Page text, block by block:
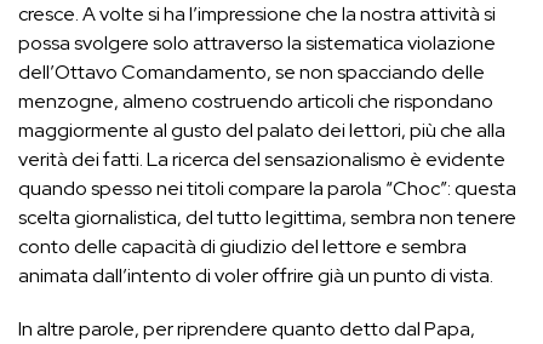
cresce. A volte si ha l’impressione che la nostra attività si
possa svolgere solo attraverso la sistematica violazione
dell’Ottavo Comandamento, se non spacciando delle
menzogne, almeno costruendo articoli che rispondano
maggiormente al gusto del palato dei lettori, più che alla
verità dei fatti. La ricerca del sensazionalismo è evidente
quando spesso nei titoli compare la parola “Choc”: questa
scelta giornalistica, del tutto legittima, sembra non tenere
conto delle capacità di giudizio del lettore e sembra
animata dall’intento di voler offrire già un punto di vista.
In altre parole, per riprendere quanto detto dal Papa,